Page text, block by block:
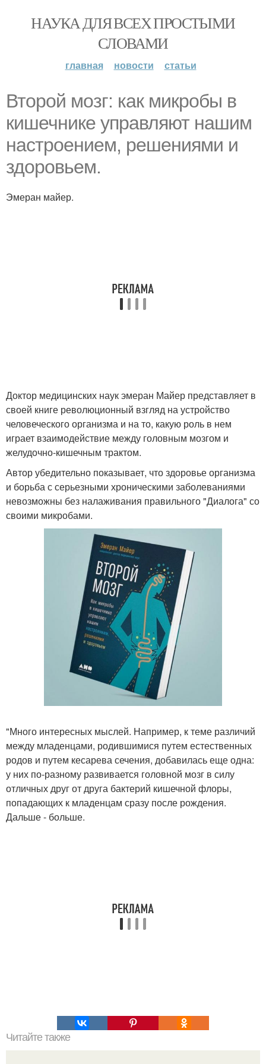
НАУКА ДЛЯ ВСЕХ ПРОСТЫМИ
СЛОВАМИ
главная новости статьи
Второй мозг: как микробы в
кишечнике управляют нашим
настроением, решениями и
здоровьем.
Эмеран майер.
Доктор медицинских наук эмеран Майер представляет в
своей книге революционный взгляд на устройство
человеческого организма и на то, какую роль в нем
играет взаимодействие между головным мозгом и
желудочно-кишечным трактом.
Автор убедительно показывает, что здоровье организма
и борьба с серьезными хроническими заболеваниями
невозможны без налаживания правильного "Диалога" со
своими микробами.
"Много интересных мыслей. Например, к теме различий
между младенцами, родившимися путем естественных
родов и путем кесарева сечения, добавилась еще одна:
у них по-разному развивается головной мозг в силу
отличных друг от друга бактерий кишечной флоры,
попадающих к младенцам сразу после рождения.
Дальше - больше.
Читайте также